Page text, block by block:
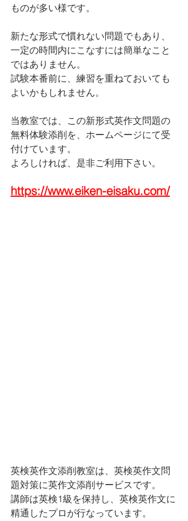
ものが多い様です。
新たな形式で慣れない問題でもあり、
一定の時間内にこなすには簡単なこと
ではありません。
試験本番前に、練習を重ねておいても
よいかもしれません。
当教室では、この新形式英作文問題の
無料体験添削を、ホームページにて受
付けています。
よろしければ、是非ご利用下さい。
https://www.eiken-eisaku.com/
英検英作文添削教室は、英検英作文問
題対策に英作文添削サービスです。
講師は英検1級を保持し、英検英作文に
精通したプロが行なっています。